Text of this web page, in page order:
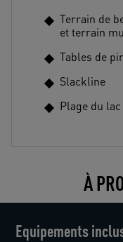
Terrain de
et terrain
Tables de
Slackline
Plage du lac
À
Equipements